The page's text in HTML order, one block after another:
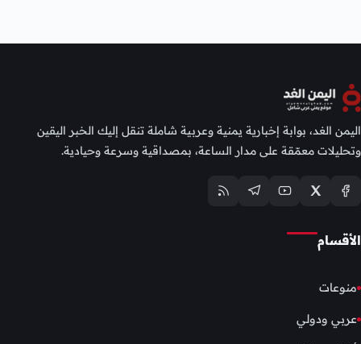
اليمن الغد، بوابة إخبارية يمنية وعربية شاملة تنقل إليك الخبر اليقين
وتحليلات معمّقة على مدار الساعة، بمصداقية وسرعة وحيادية.
الأقسام
منوعات
عربي ودولي